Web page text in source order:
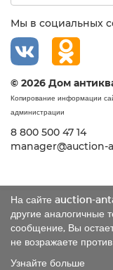
На сайте auction-
другие аналогичные
сообщение, Вы
не возражаете
Узнайте больше
Мы в социальных
© 2026 Дом
Копирование информации
администрации
8 800 500 47 14
manager@auction-